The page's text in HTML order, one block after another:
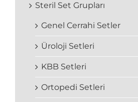
Steril Set Grupları
Genel Cerrahi Setler
Üroloji Setleri
KBB Setleri
Ortopedi Setleri